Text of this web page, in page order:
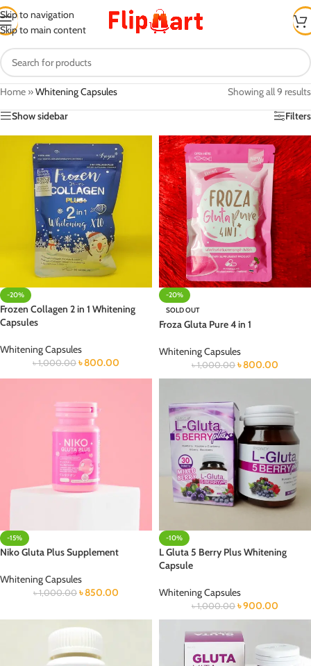
Skip to navigation
Skip to main content
Home »Whitening Capsules
Showing all 9 results
Show sidebar
Filters
-20%
Frozen Collagen 2 in 1 Whitening
Capsules
Whitening Capsules
৳1,000.00 ৳800.00
-20%
SOLD OUT
Froza Gluta Pure 4 in 1
Whitening Capsules
৳1,000.00 ৳800.00
-15%
Niko Gluta Plus Supplement
Whitening Capsules
৳1,000.00 ৳850.00
-10%
L Gluta 5 Berry Plus Whitening
Capsule
Whitening Capsules
৳1,000.00 ৳900.00